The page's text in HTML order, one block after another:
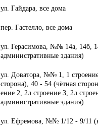
ул. Гайдара, все дома
пер. Гастелло, все дома
ул. Герасимова, №№ 14а, 14б,
административные здания)
ул. Доватора, №№ 1, 1 строение
сторона), 40 - 54 (чётная
ение 2, 2л строение 3, 2л
административные здания)
ул. Ефремова, №№ 1/12 - 9/11